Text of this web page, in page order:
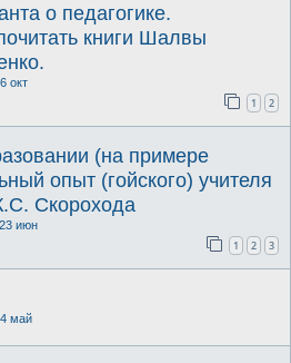
о педагогике.
книги Шалвы
окт
1 2
(на примере
опыт (гойского) учителя
Скорохода
23 июн
1 2 3
май